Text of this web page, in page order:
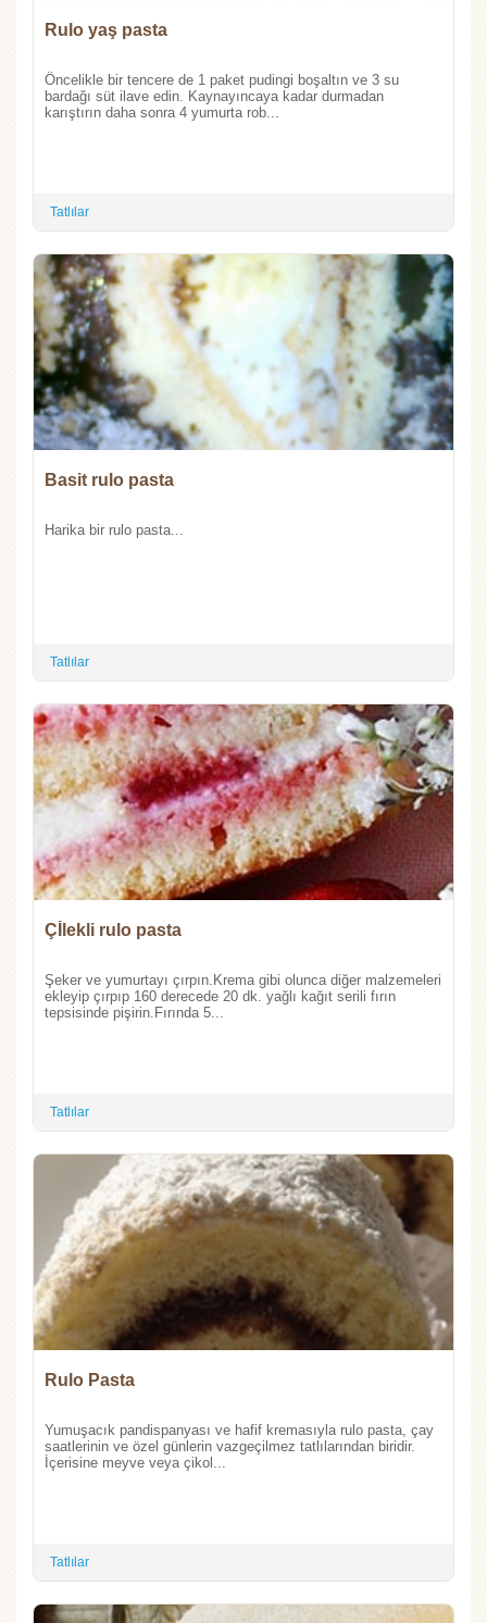
Rulo yaş pasta
Öncelikle bir tencere de 1 paket pudingi boşaltın ve 3 su
bardağı süt ilave edin. Kaynayıncaya kadar durmadan
karıştırın daha sonra 4 yumurta rob...
Tatlılar
Basit rulo pasta
Harika bir rulo pasta...
Tatlılar
Çİlekli rulo pasta
Şeker ve yumurtayı çırpın.Krema gibi olunca diğer malzemeleri
ekleyip çırpıp 160 derecede 20 dk. yağlı kağıt serili fırın
tepsisinde pişirin.Fırında 5...
Tatlılar
Rulo Pasta
Yumuşacık pandispanyası ve hafif kremasıyla rulo pasta, çay
saatlerinin ve özel günlerin vazgeçilmez tatlılarından biridir.
İçerisine meyve veya çikol...
Tatlılar